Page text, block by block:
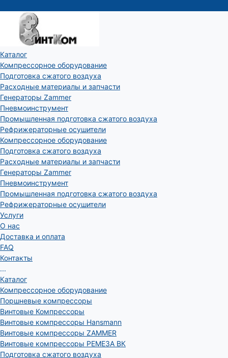
Каталог
Компрессорное оборудование
Подготовка сжатого воздуха
Расходные материалы и запчасти
Генераторы Zammer
Пневмоинструмент
Промышленная подготовка сжатого воздуха
Рефрижераторные осушители
Компрессорное оборудование
Подготовка сжатого воздуха
Расходные материалы и запчасти
Генераторы Zammer
Пневмоинструмент
Промышленная подготовка сжатого воздуха
Рефрижераторные осушители
Услуги
О нас
Доставка и оплата
FAQ
Контакты
...
Каталог
Компрессорное оборудование
Поршневые компрессоры
Винтовые Компрессоры
Винтовые компрессоры Hansmann
Винтовые компрессоры ZAMMER
Винтовые компрессоры РЕМЕЗА ВК
Подготовка сжатого воздуха